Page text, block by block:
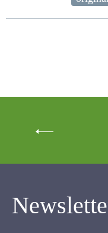
Inscrivez-vous